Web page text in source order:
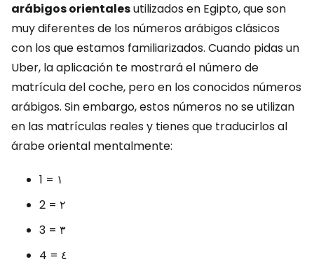
arábigos orientalesutilizados en Egipto, que son
muy diferentes de los números arábigos clásicos
con los que estamos familiarizados. Cuando pidas un
Uber, la aplicación te mostrará el número de
matrícula del coche, pero en los conocidos números
arábigos. Sin embargo, estos números no se utilizan
en las matrículas reales y tienes que traducirlos al
árabe oriental mentalmente:
1 = ١
2 = ٢
3 = ٣
4 = ٤